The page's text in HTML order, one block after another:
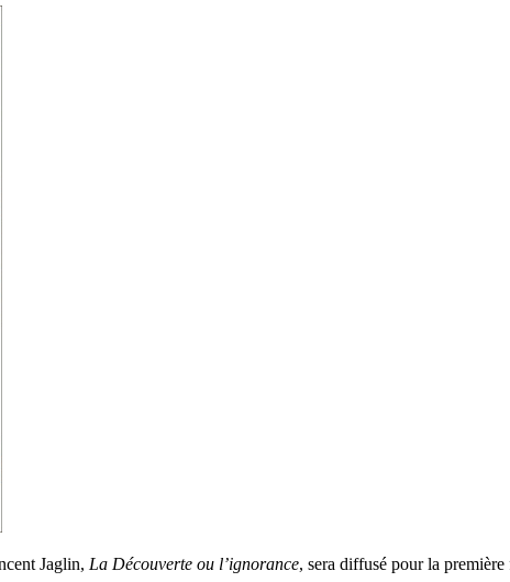
Jaglin, La Découverte ou l’ignorance, sera diffusé pour la